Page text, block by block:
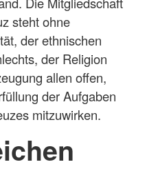
steht ohne
der ethnischen
der Religion
allen offen,
der Aufgaben
mitzuwirken.